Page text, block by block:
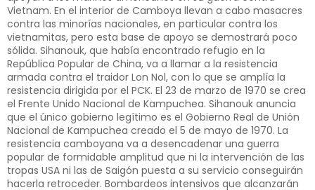
Vietnam. En el interior de Camboya llevan a cabo masacres
contra las minorías nacionales, en particular contra los
vietnamitas, pero esta base de apoyo se demostrará poco
sólida. Sihanouk, que había encontrado refugio en la
República Popular de China, va a llamar a la resistencia
armada contra el traidor Lon Nol, con lo que se amplía la
resistencia dirigida por el PCK. El 23 de marzo de 1970 se crea
el Frente Unido Nacional de Kampuchea. Sihanouk anuncia
que el único gobierno legítimo es el Gobierno Real de Unión
Nacional de Kampuchea creado el 5 de mayo de 1970. La
resistencia camboyana va a desencadenar una guerra
popular de formidable amplitud que ni la intervención de las
tropas USA ni las de Saigón puesta a su servicio conseguirán
hacerla retroceder. Bombardeos intensivos que alcanzarán